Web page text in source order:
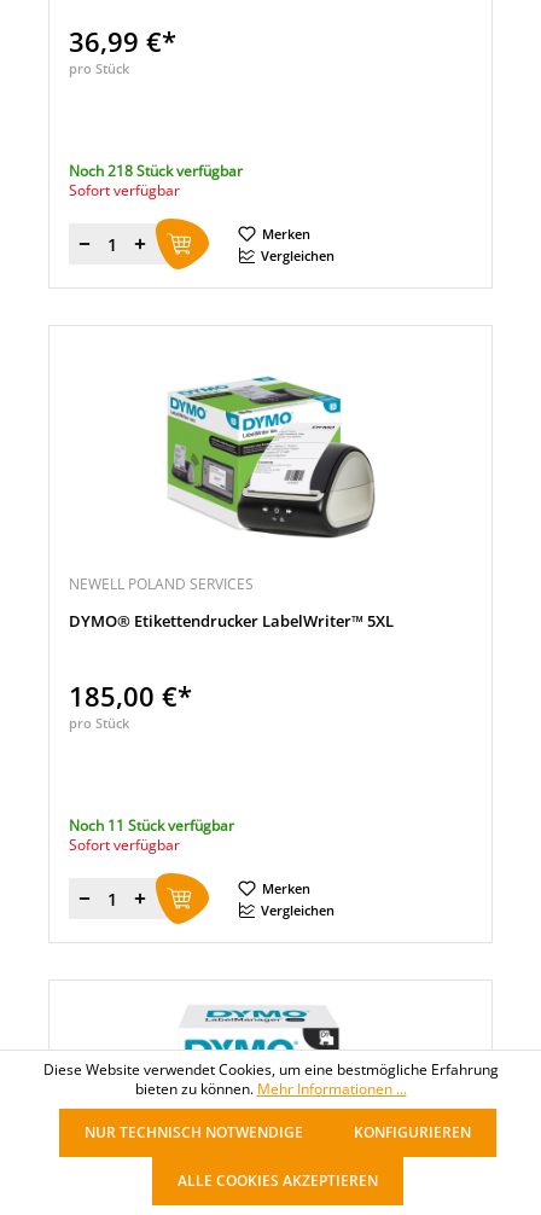
36,99 €*
pro Stück
Noch 218 Stück verfügbar
Sofort verfügbar
Menge
Merken
Vergleichen
NEWELL POLAND SERVICES
DYMO® Etikettendrucker LabelWriter™ 5XL
185,00 €*
pro Stück
Noch 11 Stück verfügbar
Sofort verfügbar
Menge
Merken
Vergleichen
Diese Website verwendet Cookies, um eine bestmögliche Erfahrung
bieten zu können. Mehr Informationen ...
NUR TECHNISCH NOTWENDIGE KONFIGURIEREN
ALLE COOKIES AKZEPTIEREN